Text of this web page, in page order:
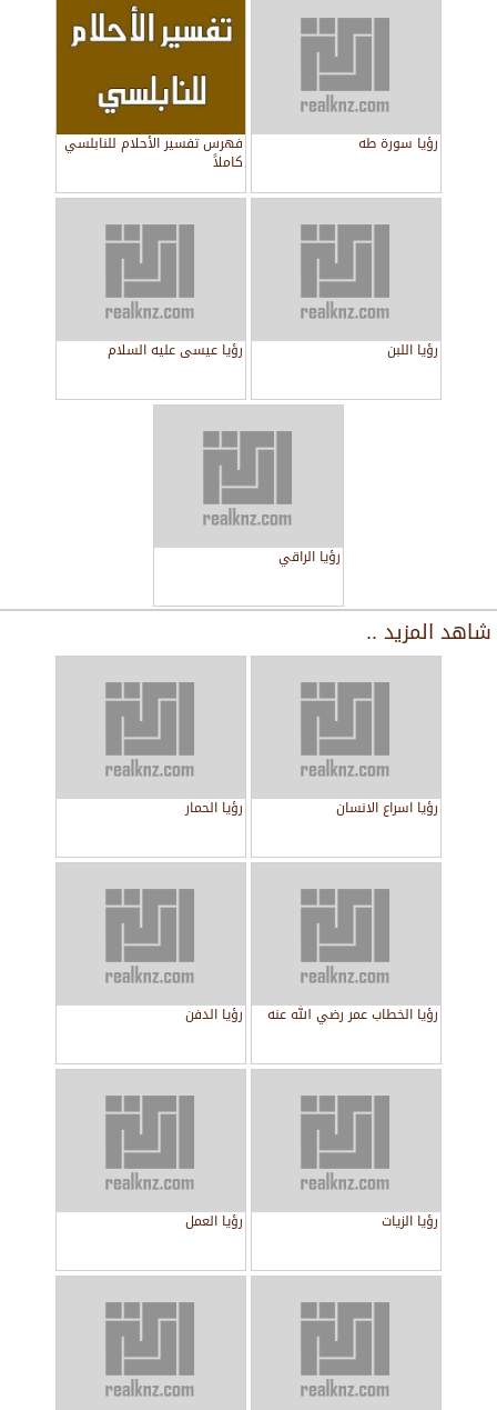
رؤيا سورة طه فهرس تفسير الأحلام للنابلسي
كاملاً
رؤيا اللبن رؤيا عيسى عليه السلام
رؤيا الراقي
شاهد المزيد ..
رؤيا اسراع الانسان رؤيا الحمار
رؤيا الخطاب عمر رضي الله عنه رؤيا الدفن
رؤيا الزيات رؤيا العمل